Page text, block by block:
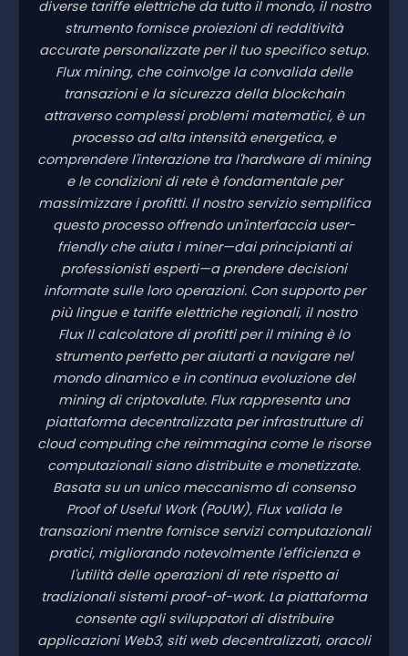
diverse tariffe elettriche da tutto il mondo, il nostro
strumento fornisce proiezioni di redditività
accurate personalizzate per il tuo specifico setup.
Flux mining, che coinvolge la convalida delle
transazioni e la sicurezza della blockchain
attraverso complessi problemi matematici, è un
processo ad alta intensità energetica, e
comprendere l'interazione tra l'hardware di mining
e le condizioni di rete è fondamentale per
massimizzare i profitti. Il nostro servizio semplifica
questo processo offrendo un'interfaccia user-
friendly che aiuta i miner—dai principianti ai
professionisti esperti—a prendere decisioni
informate sulle loro operazioni. Con supporto per
più lingue e tariffe elettriche regionali, il nostro
Flux Il calcolatore di profitti per il mining è lo
strumento perfetto per aiutarti a navigare nel
mondo dinamico e in continua evoluzione del
mining di criptovalute. Flux rappresenta una
piattaforma decentralizzata per infrastrutture di
cloud computing che reimmagina come le risorse
computazionali siano distribuite e monetizzate.
Basata su un unico meccanismo di consenso
Proof of Useful Work (PoUW), Flux valida le
transazioni mentre fornisce servizi computazionali
pratici, migliorando notevolmente l'efficienza e
l'utilità delle operazioni di rete rispetto ai
tradizionali sistemi proof-of-work. La piattaforma
consente agli sviluppatori di distribuire
applicazioni Web3, siti web decentralizzati, oracoli